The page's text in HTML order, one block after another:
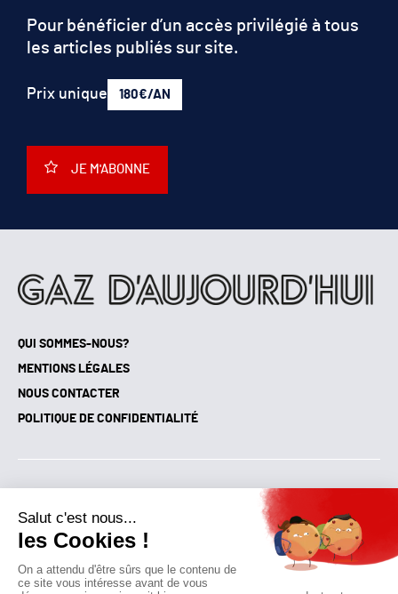
QUI SOMMES-NOUS?
MENTIONS LÉGALES
NOUS CONTACTER
Suivez toutes nos actualités !
NEWSLETTER
Pour bénéficier d’un accès privilégié à tous
les articles publiés sur site.
JE M'ABONNE